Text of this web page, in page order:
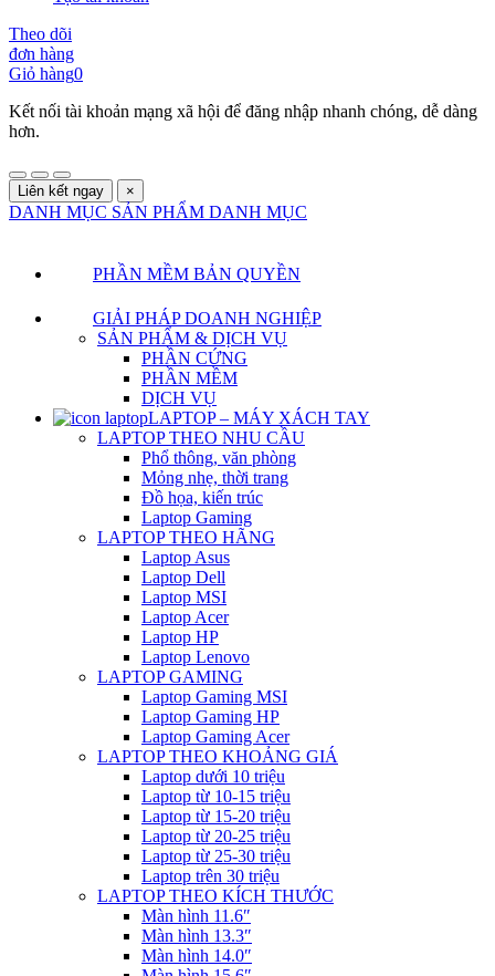
Theo dõi
đơn hàng
Giỏ hàng0
Kết nối tài khoản mạng xã hội để đăng nhập nhanh chóng, dễ dàng
hơn.
Liên kết ngay ×
DANH MỤC SẢN PHẨM DANH MỤC
PHẦN MỀM BẢN QUYỀN
GIẢI PHÁP DOANH NGHIỆP
SẢN PHẨM & DỊCH VỤ
PHẦN CỨNG
PHẦN MỀM
DỊCH VỤ
LAPTOP – MÁY XÁCH TAY
LAPTOP THEO NHU CẦU
Phổ thông, văn phòng
Mỏng nhẹ, thời trang
Đồ họa, kiến trúc
Laptop Gaming
LAPTOP THEO HÃNG
Laptop Asus
Laptop Dell
Laptop MSI
Laptop Acer
Laptop HP
Laptop Lenovo
LAPTOP GAMING
Laptop Gaming MSI
Laptop Gaming HP
Laptop Gaming Acer
LAPTOP THEO KHOẢNG GIÁ
Laptop dưới 10 triệu
Laptop từ 10-15 triệu
Laptop từ 15-20 triệu
Laptop từ 20-25 triệu
Laptop từ 25-30 triệu
Laptop trên 30 triệu
LAPTOP THEO KÍCH THƯỚC
Màn hình 11.6″
Màn hình 13.3″
Màn hình 14.0″